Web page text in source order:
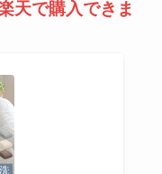
天で購入できま